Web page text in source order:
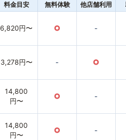
料金目安 無料体験 他店舗利用
6,820円〜 ○ -
3,278円〜 - ○
14,800
円〜
○ -
14,800
円〜
○ -